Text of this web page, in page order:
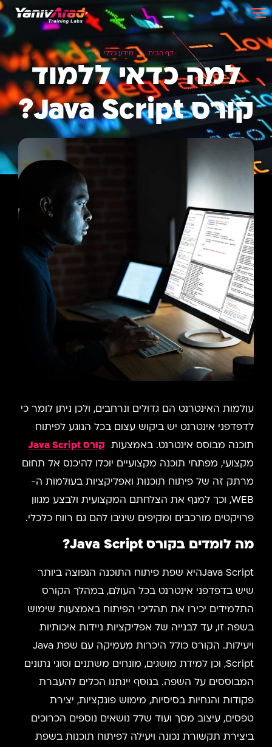
דף הבית » מידע כללי »
למה כדאי ללמוד
קורס Java Script?
עולמות האינטרנט הם גדולים ונרחבים, ולכן ניתן לומר כי
לדפדפני אינטרנט יש ביקוש עצום בכל הנוגע לפיתוח
תוכנה מבוסס אינטרנט. באמצעות קורס Java Script
מקצועי, מפתחי תוכנה מקצועיים יוכלו להיכנס אל תחום
מרתק זה של פיתוח תוכנות ואפליקציות בעולמות ה-
WEB, וכך למנף את הצלחתם המקצועית ולבצע מגוון
פרויקטים מורכבים ומקיפים שיניבו להם גם רווח כלכלי.
מה לומדים בקורס Java Script?
Java Scriptהיא שפת פיתוח התוכנה הנפוצה ביותר
שיש בדפדפני אינטרנט בכל העולם, במהלך הקורס
התלמידים יכירו את תהליכי הפיתוח באמצעות שימוש
בשפה זו, עד לבנייה של אפליקציות ניידות איכותיות
ויעילות. הקורס כולל היכרות מעמיקה עם שפת Java
Script, וכן למידת מושגים, מונחים משתנים וסוגי נתונים
המבוססים על השפה. בנוסף יינתנו הכלים להעברת
פקודות והנחיות בסיסיות, מימוש פונקציות, יצירת
טפסים, עיצוב מסך ועוד שלל נושאים נוספים הכרוכים
ביצירת תקשורת נכונה ויעילה לפיתוח תוכנות בשפת